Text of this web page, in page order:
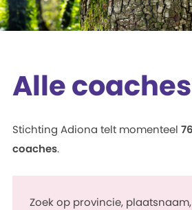
Alle coaches
Stichting Adiona telt momenteel
coaches.
Zoek op provincie,